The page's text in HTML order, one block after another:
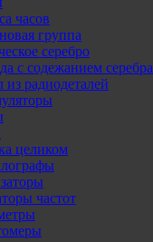
часов
группа
серебро
с содежанием серебра
из радиодеталей
целиком
частот